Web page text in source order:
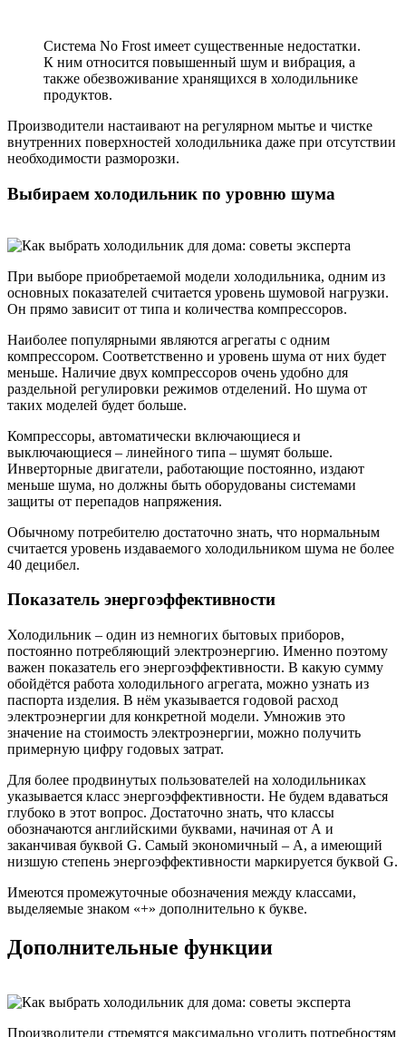
Система No Frost имеет существенные недостатки.
К ним относится повышенный шум и вибрация, а
также обезвоживание хранящихся в холодильнике
продуктов.
Производители настаивают на регулярном мытье и чистке
внутренних поверхностей холодильника даже при отсутствии
необходимости разморозки.
Выбираем холодильник по уровню шума
При выборе приобретаемой модели холодильника, одним из
основных показателей считается уровень шумовой нагрузки.
Он прямо зависит от типа и количества компрессоров.
Наиболее популярными являются агрегаты с одним
компрессором. Соответственно и уровень шума от них будет
меньше. Наличие двух компрессоров очень удобно для
раздельной регулировки режимов отделений. Но шума от
таких моделей будет больше.
Компрессоры, автоматически включающиеся и
выключающиеся – линейного типа – шумят больше.
Инверторные двигатели, работающие постоянно, издают
меньше шума, но должны быть оборудованы системами
защиты от перепадов напряжения.
Обычному потребителю достаточно знать, что нормальным
считается уровень издаваемого холодильником шума не более
40 децибел.
Показатель энергоэффективности
Холодильник – один из немногих бытовых приборов,
постоянно потребляющий электроэнергию. Именно поэтому
важен показатель его энергоэффективности. В какую сумму
обойдётся работа холодильного агрегата, можно узнать из
паспорта изделия. В нём указывается годовой расход
электроэнергии для конкретной модели. Умножив это
значение на стоимость электроэнергии, можно получить
примерную цифру годовых затрат.
Для более продвинутых пользователей на холодильниках
указывается класс энергоэффективности. Не будем вдаваться
глубоко в этот вопрос. Достаточно знать, что классы
обозначаются английскими буквами, начиная от А и
заканчивая буквой G. Самый экономичный – А, а имеющий
низшую степень энергоэффективности маркируется буквой G.
Имеются промежуточные обозначения между классами,
выделяемые знаком «+» дополнительно к букве.
Дополнительные функции
Производители стремятся максимально угодить потребностям